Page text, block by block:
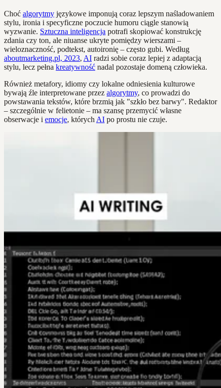
Choć algorytmy językowe imponują coraz lepszym naśladowaniem
stylu, ironia i specyficzne poczucie humoru ciągle stanowią
wyzwanie. Sztuczna inteligencja potrafi skopiować konstrukcję
zdania czy ton, ale niuanse ukryte pomiędzy wierszami –
wieloznaczność, podtekst, autoironię – często gubi. Według
aboutmarketing.pl, 2023, AI radzi sobie coraz lepiej z adaptacją
stylu, lecz pełna kreatywność nadal pozostaje domeną człowieka.
Również metafory, idiomy czy lokalne odniesienia kulturowe
bywają źle interpretowane przez algorytmy, co prowadzi do
powstawania tekstów, które brzmią jak "szkło bez barwy". Redaktor
– szczególnie w felietonie – ma szansę przemycić własne
obserwacje i emocje, których AI po prostu nie czuje.